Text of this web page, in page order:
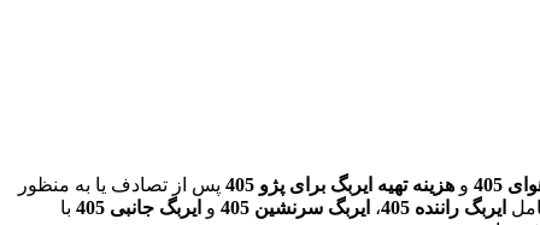
405 و هزینه تهیه ایربگ برای پژو 405
پس از تصادف یا به منظور
ایربگ راننده 405 ، ایربگ سرنشین 405 و ایربگ جانبی 405
با